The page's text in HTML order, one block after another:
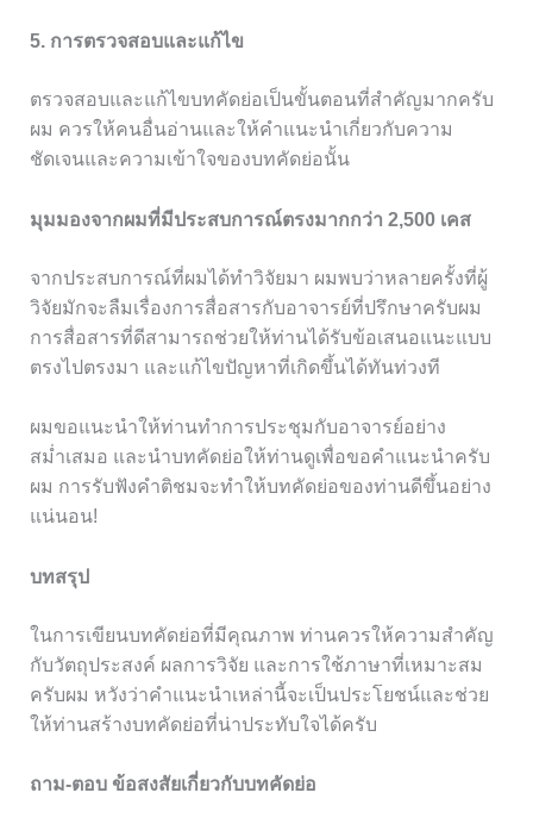
5. การตรวจสอบและแก้ไข
ตรวจสอบและแก้ไขบทคัดย่อเป็นขั้นตอนที่สำคัญมากครับ
ผม ควรให้คนอื่นอ่านและให้คำแนะนำเกี่ยวกับความ
ชัดเจนและความเข้าใจของบทคัดย่อนั้น
มุมมองจากผมที่มีประสบการณ์ตรงมากกว่า 2,500 เคส
จากประสบการณ์ที่ผมได้ทำวิจัยมา ผมพบว่าหลายครั้งที่ผู้
วิจัยมักจะลืมเรื่องการสื่อสารกับอาจารย์ที่ปรึกษาครับผม
การสื่อสารที่ดีสามารถช่วยให้ท่านได้รับข้อเสนอแนะแบบ
ตรงไปตรงมา และแก้ไขปัญหาที่เกิดขึ้นได้ทันท่วงที
ผมขอแนะนำให้ท่านทำการประชุมกับอาจารย์อย่าง
สม่ำเสมอ และนำบทคัดย่อให้ท่านดูเพื่อขอคำแนะนำครับ
ผม การรับฟังคำติชมจะทำให้บทคัดย่อของท่านดีขึ้นอย่าง
แน่นอน!
บทสรุป
ในการเขียนบทคัดย่อที่มีคุณภาพ ท่านควรให้ความสำคัญ
กับวัตถุประสงค์ ผลการวิจัย และการใช้ภาษาที่เหมาะสม
ครับผม หวังว่าคำแนะนำเหล่านี้จะเป็นประโยชน์และช่วย
ให้ท่านสร้างบทคัดย่อที่น่าประทับใจได้ครับ
ถาม-ตอบ ข้อสงสัยเกี่ยวกับบทคัดย่อ